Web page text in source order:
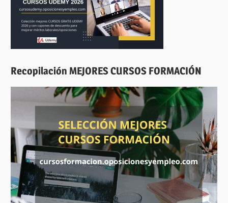
Recopilación MEJORES CURSOS FORMACIÓN